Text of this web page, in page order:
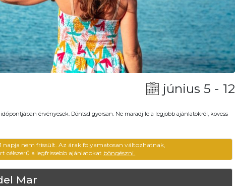
június 5 - 12
érvényesek. Döntsd gyorsan. Ne maradj le a legjobb ajánlatokról, kövess
napja nem frissült. Az árak folyamatosan változhatnak,
célszerű a legfrissebb ajánlatokat böngészni.
Mar